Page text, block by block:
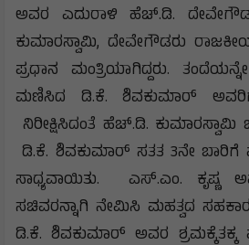
ಅವರ ಎದುರಾಳಿ ಹೆಚ್.ಡಿ.
ಕುಮಾರಸ್ವಾಮಿ, ದೇವೇಗೌಡರು
ಪ್ರಧಾನ ಮಂತ್ರಿಯಾಗಿದ್ದರು.
ಮಣಿಸಿದ ಡಿ.ಕೆ. ಶಿವಕುಮಾರ್
ನಿರೀಕ್ಷಿಸಿದಂತೆ ಹೆಚ್.ಡಿ.
ಡಿ.ಕೆ. ಶಿವಕುಮಾರ್ ಸತತ 3ನೇ ಬಾರಿಗೆ
ಸಾಧ್ಯವಾಯಿತು. ಎಸ್.ಎಂ. ಕೃಷ್ಣ
ಸಚಿವರನ್ನಾಗಿ ನೇಮಿಸಿ ಮಹತ್ವದ
ಡಿ.ಕೆ. ಶಿವಕುಮಾರ್ ಅವರ ಶ್ರಮಕ್ಕೆತಕ್ಕ